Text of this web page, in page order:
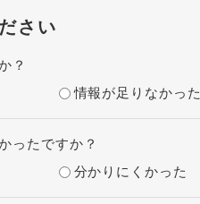
さい
？
情報が足りなかった
ったですか？
分かりにくかった